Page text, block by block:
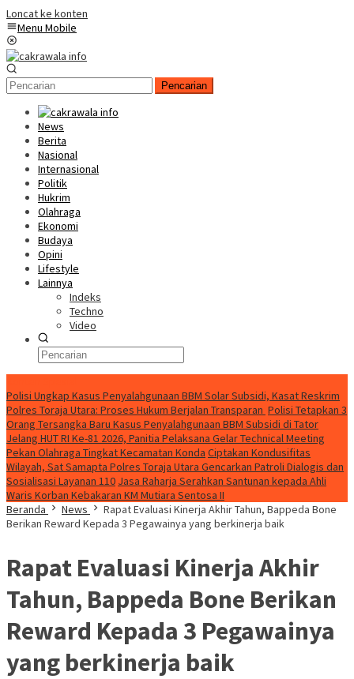
Loncat ke konten
Menu Mobile
Pencarian
News
Berita
Nasional
Internasional
Politik
Hukrim
Olahraga
Ekonomi
Budaya
Opini
Lifestyle
Lainnya
Indeks
Techno
Video
Polisi Ungkap Kasus Penyalahgunaan BBM Solar Subsidi, Kasat Reskrim
Polres Toraja Utara: Proses Hukum Berjalan Transparan Polisi Tetapkan 3
Orang Tersangka Baru Kasus Penyalahgunaan BBM Subsidi di Tator
Jelang HUT RI Ke-81 2026, Panitia Pelaksana Gelar Technical Meeting
Pekan Olahraga Tingkat Kecamatan Konda Ciptakan Kondusifitas
Wilayah, Sat Samapta Polres Toraja Utara Gencarkan Patroli Dialogis dan
Sosialisasi Layanan 110 Jasa Raharja Serahkan Santunan kepada Ahli
Waris Korban Kebakaran KM Mutiara Sentosa II
Beranda
News
Rapat Evaluasi Kinerja Akhir Tahun, Bappeda Bone
Berikan Reward Kepada 3 Pegawainya yang berkinerja baik
Rapat Evaluasi Kinerja Akhir
Tahun, Bappeda Bone Berikan
Reward Kepada 3 Pegawainya
yang berkinerja baik